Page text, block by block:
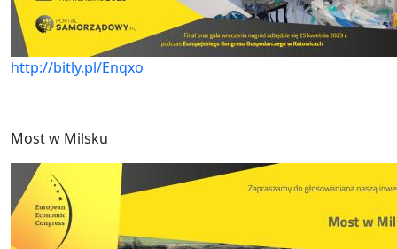
http://bitly.pl/Enqxo
Most w Milsku
Obraz